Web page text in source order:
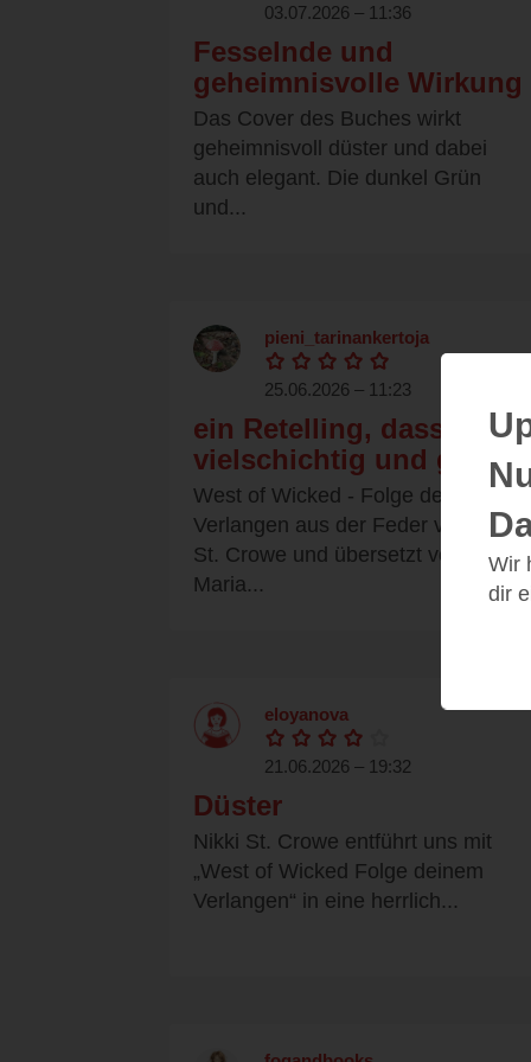
03.07.2026 – 11:36
Fesselnde und
geheimnisvolle Wirkung
Das Cover des Buches wirkt
geheimnisvoll düster und dabei
auch elegant. Die dunkel Grün
und...
pieni_tarinankertoja
25.06.2026 – 11:23
ein Retelling, dass sehr
vielschichtig und gut ist
West of Wicked - Folge deinem
Verlangen aus der Feder von Nikki
St. Crowe und übersetzt von
Maria...
eloyanova
21.06.2026 – 19:32
Düster
Nikki St. Crowe entführt uns mit
„West of Wicked Folge deinem
Verlangen“ in eine herrlich...
Wir
dir